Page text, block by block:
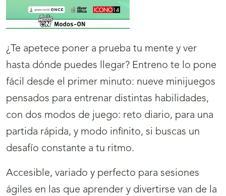
¿Te apetece poner a prueba tu mente y ver
hasta dónde puedes llegar? Entreno te lo pone
fácil desde el primer minuto: nueve minijuegos
pensados para entrenar distintas habilidades,
con dos modos de juego: reto diario, para una
partida rápida, y modo infinito, si buscas un
desafío constante a tu ritmo.
Accesible, variado y perfecto para sesiones
ágiles en las que aprender y divertirse van de la